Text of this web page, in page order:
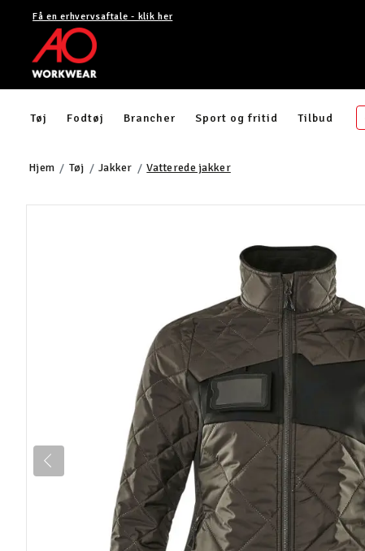
Få en erhvervsaftale - klik her
Tøj Fodtøj Brancher Sport og fritid Tilbud
Hjem Tøj Jakker Vatterede jakker